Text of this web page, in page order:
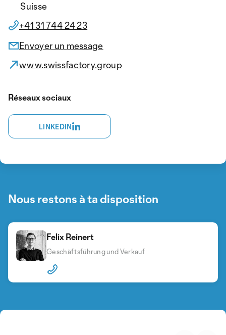
Suisse
+41 31 744 24 23
Envoyer un message
www.swissfactory.group
Réseaux sociaux
LINKEDIN
Nous restons à ta disposition
Felix Reinert
Geschäftsführung und Verkauf